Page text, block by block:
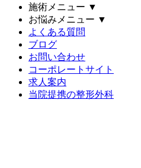
施術メニュー ▼
お悩みメニュー ▼
よくある質問
ブログ
お問い合わせ
コーポレートサイト
求人案内
当院提携の整形外科